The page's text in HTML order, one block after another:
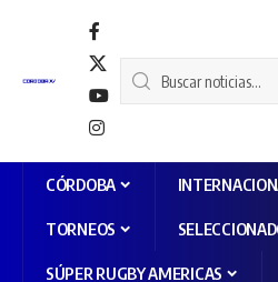
CÓRDOBA
TORNEOS
SÚPER RUGBY AMERICAS